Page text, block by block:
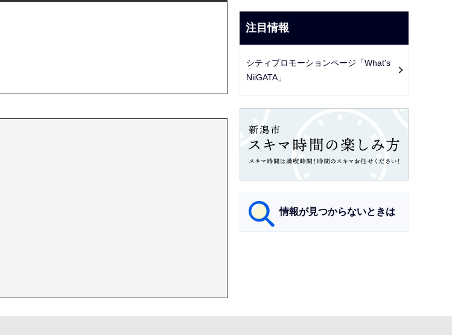
注目情報
シティプロモーションページ「What's
NiiGATA」
情報が見つからないときは